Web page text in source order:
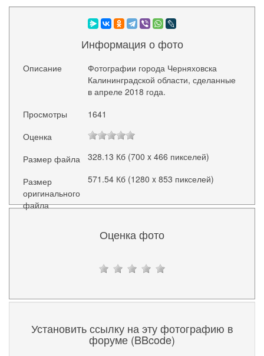
Информация о фото
Описание
Фотографии города Черняховска
Калининградской области, сделанные
в апреле 2018 года.
Просмотры
1641
Оценка
Размер файла
328.13 Кб (700 x 466 пикселей)
Размер
оригинального
файла
571.54 Кб (1280 x 853 пикселей)
Оценка фото
Установить ссылку на эту фотографию в
форуме (BBcode)